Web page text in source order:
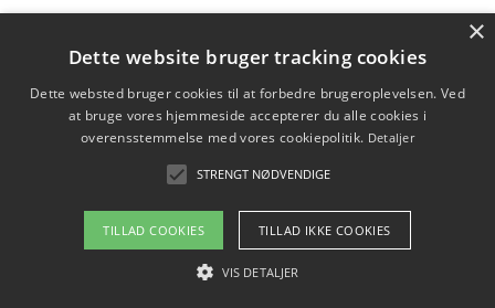
Hvordan gadgets til hjemmet kan reducere CO2-udslip
Copyright 2026 - Pilanto Aps
Om / kontakt
Blog Betingelser
×
Dette website bruger tracking cookies
Dette websted bruger cookies til at forbedre brugeroplevelsen. Ved
at bruge vores hjemmeside accepterer du alle cookies i
overensstemmelse med vores cookiepolitik. Detaljer
STRENGT NØDVENDIGE
TILLAD COOKIES TILLAD IKKE COOKIES
VIS DETALJER